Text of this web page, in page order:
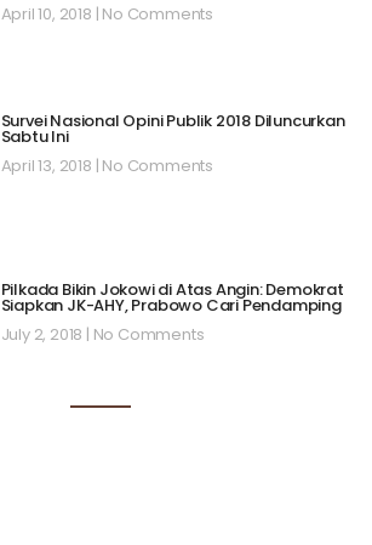
April 10, 2018 No Comments
Survei Nasional Opini Publik 2018 Diluncurkan
Sabtu Ini
April 13, 2018 No Comments
Pilkada Bikin Jokowi di Atas Angin: Demokrat
Siapkan JK-AHY, Prabowo Cari Pendamping
July 2, 2018 No Comments